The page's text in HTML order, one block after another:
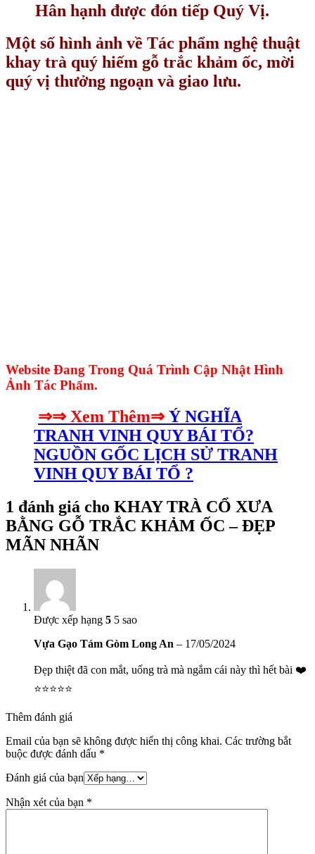
Hân hạnh được đón tiếp Quý Vị.
Một số hình ảnh về Tác phẩm nghệ thuật
khay trà quý hiếm gỗ trắc khảm ốc, mời
quý vị thưởng ngoạn và giao lưu.
Website Đang Trong Quá Trình Cập Nhật Hình
Ảnh Tác Phẩm.
⇒⇒ Xem Thêm⇒ Ý NGHĨA
TRANH VINH QUY BÁI TỔ?
NGUỒN GỐC LỊCH SỬ TRANH
VINH QUY BÁI TỔ ?
1 đánh giá cho KHAY TRÀ CỔ XƯA
BẰNG GỖ TRẮC KHẢM ỐC – ĐẸP
MÃN NHÃN
Được xếp hạng 5 5 sao
Vựa Gạo Tám Gòm Long An – 17/05/2024
Đẹp thiệt đã con mắt, uống trà mà ngắm cái này thì hết bài ❤️
⭐⭐⭐⭐⭐
Thêm đánh giá
Email của bạn sẽ không được hiển thị công khai. Các trường bắt
buộc được đánh dấu *
Đánh giá của bạn
Nhận xét của bạn *